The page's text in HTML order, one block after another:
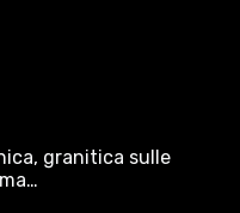
granitica sulle